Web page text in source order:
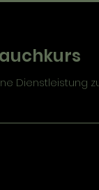
Dienstleistung